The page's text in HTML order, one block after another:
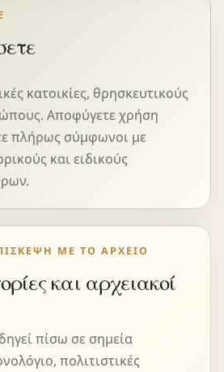
κατοικίες, θρησκευτικούς
Αποφύγετε χρήση
πλήρως σύμφωνοι με
και ειδικούς
ΜΕ ΤΟ ΑΡΧΕΊΟ
και αρχειακοί
πίσω σε σημεία
πολιτιστικές